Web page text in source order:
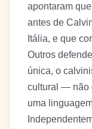
apontaram
antes de
Itália, e que
Outros
única, o
cultural — não
uma